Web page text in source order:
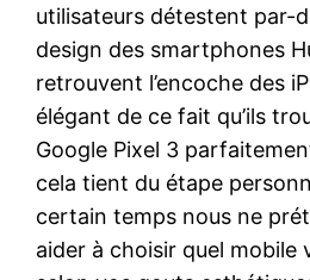
utilisateurs détestent par-
design des smartphones
retrouvent l’encoche des
élégant de ce fait qu’ils
Google Pixel 3
cela tient du étape
certain temps nous ne
aider à choisir quel mobile